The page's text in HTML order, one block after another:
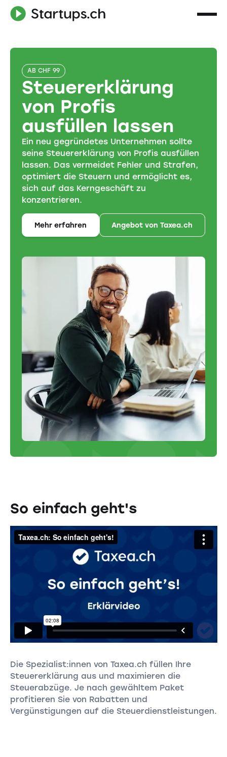
AB CHF 99
Steuererklärung
von Profis
ausfüllen lassen
Ein neu gegründetes Unternehmen sollte
seine Steuererklärung von Profis ausfüllen
lassen. Das vermeidet Fehler und Strafen,
optimiert die Steuern und ermöglicht es,
sich auf das Kerngeschäft zu
konzentrieren.
Mehr erfahren Angebot von Taxea.ch
So einfach geht's
Die Spezialist:innen von Taxea.ch füllen Ihre
Steuererklärung aus und maximieren die
Steuerabzüge. Je nach gewähltem Paket
profitieren Sie von Rabatten und
Vergünstigungen auf die Steuerdienstleistungen.